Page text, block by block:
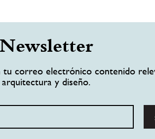
Newsletter
tu correo electrónico contenido
arquitectura y diseño.